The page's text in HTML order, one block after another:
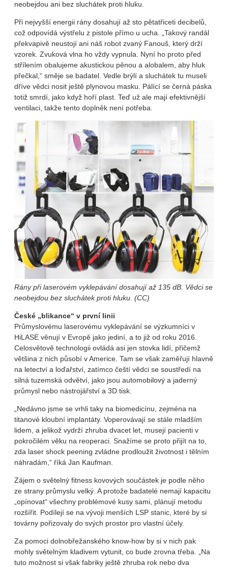
neobejdou ani bez sluchátek proti hluku.
Při nejvyšší energii rány dosahují až sto pětatřiceti decibelů,
což odpovídá výstřelu z pistole přímo u ucha. „Takový randál
překvapivě neustojí ani náš robot zvaný Fanouš, který drží
vzorek. Zvuková vlna ho vždy vypnula. Nyní ho proto před
střílením obalujeme akustickou pěnou a alobalem, aby hluk
přečkal,“ směje se badatel. Vedle brýlí a sluchátek tu museli
dříve vědci nosit ještě plynovou masku. Pálící se černá páska
totiž smrdí, jako když hoří plast. Teď už ale mají efektivnější
ventilaci, takže tento doplněk není potřeba.
Rány při laserovém vyklepávání dosahují až 135 dB. Vědci se
neobejdou bez sluchátek proti hluku. (CC)
České „blikance“ v první linii
Průmyslovému laserovému vyklepávání se výzkumníci v
HiLASE věnují v Evropě jako jediní, a to již od roku 2016.
Celosvětově technologii ovládá asi jen stovka lidí, přičemž
většina z nich působí v Americe. Tam se však zaměřují hlavně
na letectví a loďařství, zatímco čeští vědci se soustředí na
silná tuzemská odvětví, jako jsou automobilový a jaderný
průmysl nebo nástrojářství a 3D tisk.
„Nedávno jsme se vrhli taky na biomedicínu, zejména na
titanové kloubní implantáty. Voperovávají se stále mladším
lidem, a jelikož vydrží zhruba dvacet let, musejí pacienti v
pokročilém věku na reoperaci. Snažíme se proto přijít na to,
zda laser shock peening zvládne prodloužit životnost i tělním
náhradám,“ říká Jan Kaufman.
Zájem o světelný fitness kovových součástek je podle něho
ze strany průmyslu velký. A protože badatelé nemají kapacitu
„opínovat“ všechny problémové kusy sami, plánují metodu
rozšířit. Podílejí se na vývoji menších LSP stanic, které by si
továrny pořizovaly do svých prostor pro vlastní účely.
Za pomoci dolnobřežanského know-how by si v nich pak
mohly světelným kladivem vytunit, co bude zrovna třeba. „Na
tuto možnost si však fabriky ještě zhruba rok nebo dva